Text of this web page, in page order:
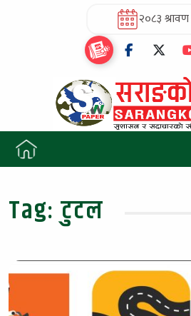
२०८३
Tag:टुटल